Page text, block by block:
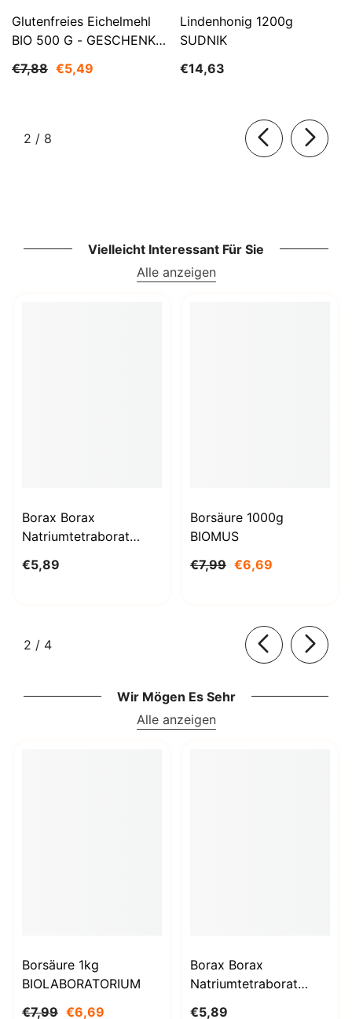
Glutenfreies Eichelmehl
BIO 500 G - GESCHENKE
€7,88 €5,49
Lindenhonig 1200g
SUDNIK
€14,63
2 / von
8
Vielleicht Interessant Für Sie
Alle anzeigen
Borax Borax
Natriumtetraborat
STANLAB
€5,89
Borsäure 1000g
BIOMUS
€7,99 €6,69
2 / von
4
Wir Mögen Es Sehr
Alle anzeigen
Borsäure 1kg
BIOLABORATORIUM
€7,99 €6,69
Borax Borax
Natriumtetraborat
€5,89